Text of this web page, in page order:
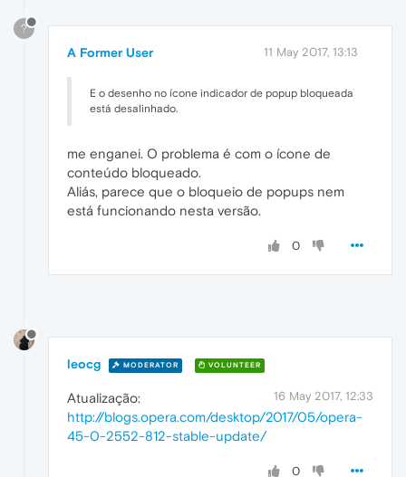
?
A Former User 11 May 2017, 13:13
E o desenho no ícone indicador de popup bloqueada
está desalinhado.
me enganei. O problema é com o ícone de
conteúdo bloqueado.
Aliás, parece que o bloqueio de popups nem
está funcionando nesta versão.
0
leocg MODERATOR VOLUNTEER
16 May 2017, 12:33
Atualização:
http://blogs.opera.com/desktop/2017/05/opera-
45-0-2552-812-stable-update/
0